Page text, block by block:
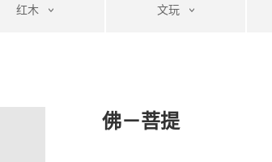
红木 文玩
佛－菩提